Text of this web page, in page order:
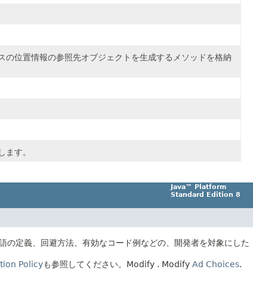
位置情報の参照先オブジェクトを生成するメソッドを格納
す。
Java™ Platform
Standard Edition 8
の定義、回避方法、有効なコード例などの、開発者を対象にした
Policyも参照してください。 Modify . Modify Ad Choices.